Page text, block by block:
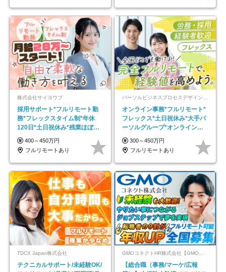
株式会社サイヨウブ
採用サポート*フルリモート勤
務*フレックスタイム制*年休
120日*土日祝休み*残業ほぼな
し*育児中社員8割以上
400～450万円
フルリモートあり
パーソルビジネスプロセスデザイン株式会社 事業開発本部
オンライン事務*フルリモート*
フレックス*土日祝休み*大手パ
ーソルグループ*オンライン面
接*30～40代活躍中
300～450万円
フルリモートあり
TDCX Japan株式会社
テクニカルサポート/未経験OK/
GMOコネクトHR株式会社【GMOインターネットグループ】
【総合職（事務/マーケ/広報